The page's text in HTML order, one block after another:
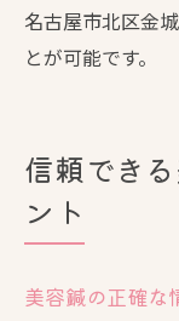
名古屋市北区金
とが可能です。
信頼でき
ント
美容鍼の正確な